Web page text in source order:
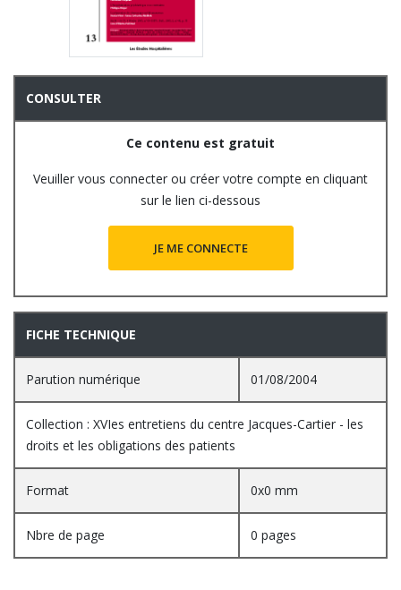
CONSULTER
Ce contenu est gratuit
Veuiller vous connecter ou créer votre compte en cliquant
sur le lien ci-dessous
JE ME CONNECTE
FICHE TECHNIQUE
Parution numérique 01/08/2004
Collection : XVIes entretiens du centre Jacques-Cartier - les
droits et les obligations des patients
Format 0x0 mm
Nbre de page 0 pages